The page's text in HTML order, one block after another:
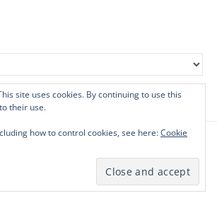
site uses cookies. By continuing to use this
their use.
how to control cookies, see here:Cookie
site uses cookies. By continuing to use this
their use.
how to control cookies, see here:Cookie
site uses cookies. By continuing to use this
their use.
how to control cookies, see here:Cookie